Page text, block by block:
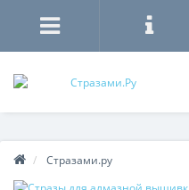
Стразами.ру